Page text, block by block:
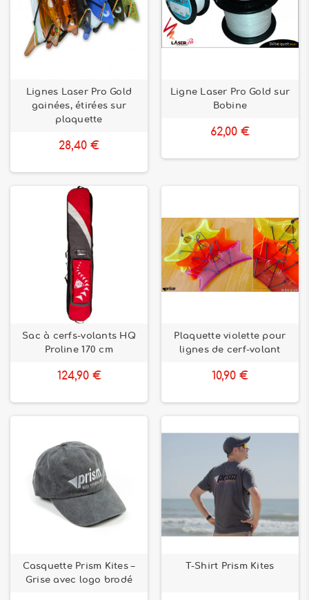
Lignes Laser Pro Gold
gainées, étirées sur
plaquette
28,40 €
Ligne Laser Pro Gold sur
Bobine
62,00 €
Sac à cerfs-volants HQ
Proline 170 cm
124,90 €
Plaquette violette pour
lignes de cerf-volant
10,90 €
Casquette Prism Kites –
Grise avec logo brodé
T-Shirt Prism Kites